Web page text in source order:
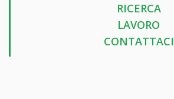
RICERCA
LAVORO
CONTATTACI